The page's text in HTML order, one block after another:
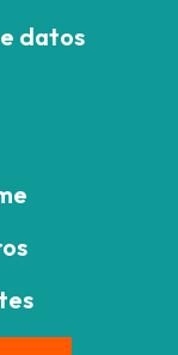
datos